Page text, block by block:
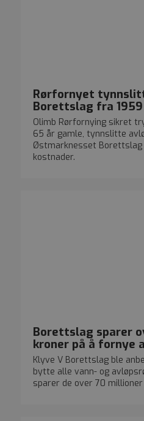
Rørfornyet
Borettslag fra 1959
Olimb Rørfornying sikret
65 år gamle, tynnslitte
Østmarknesset
kostnader.
Borettslag sparer
kroner på å fornye
Klyve V Borettslag ble
bytte alle vann- og
sparer de over 70 millioner